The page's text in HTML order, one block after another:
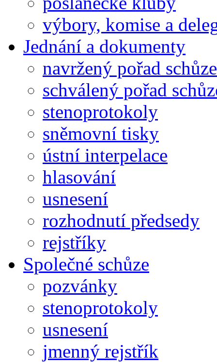
výbory, komise a
Jednání a dokumenty
navržený pořad schůze
schválený pořad
stenoprotokoly
sněmovní tisky
ústní interpelace
hlasování
usnesení
rozhodnutí předsedy
rejstříky
Společné schůze
pozvánky
stenoprotokoly
usnesení
jmenný rejstřík